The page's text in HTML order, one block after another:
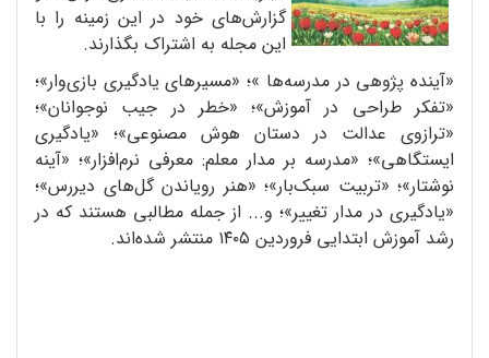
گزارش‌های خود در این زمینه را با
این مجله به اشتراک بگذارند.
«آینده پژوهی در مدرسه‌ها »؛ «مسیرهای یادگیری بازی‌وار»؛
«تفکر طراحی در آموزش»؛ «خطر در جیب نوجوانان»؛
«ترازوی عدالت در دستان هوش مصنوعی»؛ «یادگیری
ایستگاهی»؛ «مدرسه بر مدار معلم: معرفی نرم‌افزار»؛ «آینه
نوشتار»؛ «تربیت سبک‌بار»؛ «هنر رویاندن گل‌های دیررس»؛
«یادگیری در مدار تغییر»؛ و... از جمله مطالبی هستند که در
رشد آموزش ابتدایی فروردین ۱۴۰۵ منتشر شده‌اند.